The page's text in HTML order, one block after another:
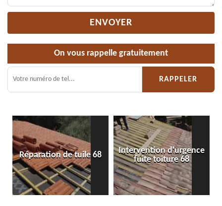
On vous rappelle gratuitement
Réparation de tuile 68
Intervention d'urgence
fuite toiture 68